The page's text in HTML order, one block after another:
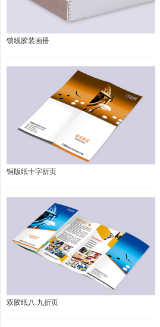
锁线胶装画册
铜版纸十字折页
双胶纸八.九折页